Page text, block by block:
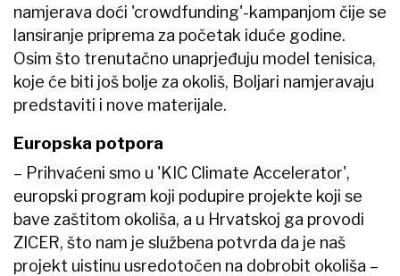
namjerava doći 'crowdfunding'-kampanjom čije se
lansiranje priprema za početak iduće godine.
Osim što trenutačno unaprjeđuju model tenisica,
koje će biti još bolje za okoliš, Boljari namjeravaju
predstaviti i nove materijale.
Europska potpora
– Prihvaćeni smo u 'KIC Climate Accelerator',
europski program koji podupire projekte koji se
bave zaštitom okoliša, a u Hrvatskoj ga provodi
ZICER, što nam je službena potvrda da je naš
projekt uistinu usredotočen na dobrobit okoliša –